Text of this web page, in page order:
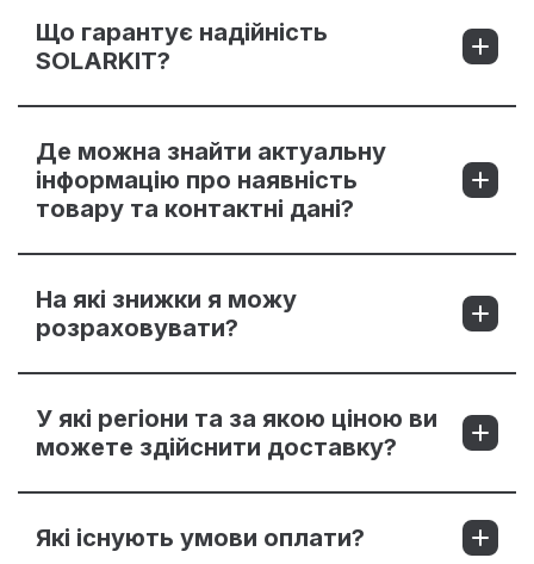
Що гарантує надійність
SOLARKIT?
Де можна знайти актуальну
інформацію про наявність
товару та контактні дані?
На які знижки я можу
розраховувати?
У які регіони та за якою ціною ви
можете здійснити доставку?
Які існують умови оплати?